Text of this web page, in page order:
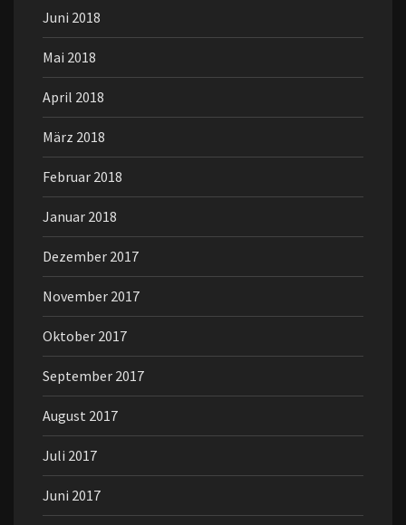
Juni 2018
Mai 2018
April 2018
März 2018
Februar 2018
Januar 2018
Dezember 2017
November 2017
Oktober 2017
September 2017
August 2017
Juli 2017
Juni 2017